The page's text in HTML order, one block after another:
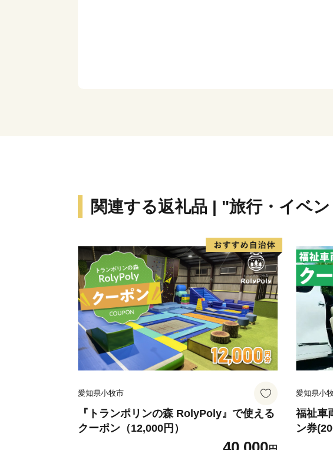
関連する返礼品 | "旅行・イベ
愛知県小牧市
『トランポリンの森 RolyPoly』で使える
クーポン（12,000円）
愛知県小
福祉車
ン券